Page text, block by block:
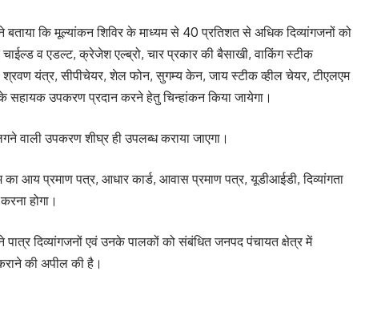
कि मूल्यांकन शिविर के माध्यम से 40 प्रतिशत से अधिक दिव्यांगजनों को
व एडल्ट, क्रेजेश एल्ब्रो, चार प्रकार की बैसाखी, वाकिंग स्टीक
यंत्र, सीपीचेयर, शेल फोन, सुगम्य केन, जाय स्टीक व्हील चेयर, टीएलएम
सहायक उपकरण प्रदान करने हेतु चिन्हांकन किया जायेगा।
वाली उपकरण शीघ्र ही उपलब्ध कराया जाएगा।
आय प्रमाण पत्र, आधार कार्ड, आवास प्रमाण पत्र, यूडीआईडी, दिव्यांगता
होगा।
दिव्यांगजनों एवं उनके पालकों को संबंधित जनपद पंचायत क्षेत्र में
की अपील की है।